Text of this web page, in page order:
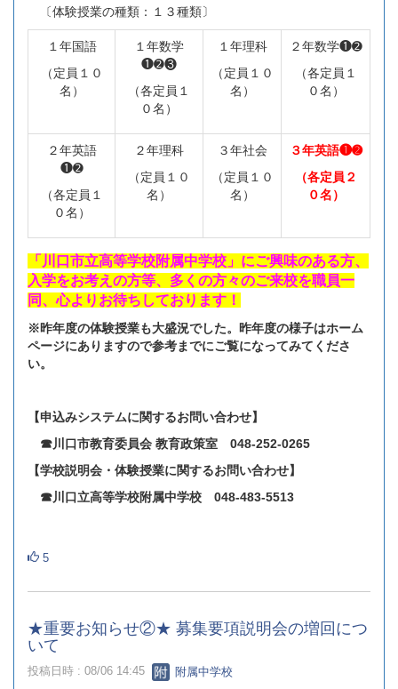
〔体験授業の種類：１３種類〕
１年国語
（定員１０
名）
１年数学
❶➋❸
（各定員１
０名）
１年理科
（定員１０
名）
２年数学❶➋
（各定員１
０名）
２年英語
❶➋
（各定員１
０名）
２年理科
（定員１０
名）
３年社会
（定員１０
名）
３年英語❶➋
（各定員２
０名）
「川口市立高等学校附属中学校」にご興味のある方、
入学をお考えの方等、多くの方々のご来校を職員一
同、心よりお待ちしております！
※昨年度の体験授業も大盛況でした。昨年度の様子はホーム
ページにありますので参考までにご覧になってみてくださ
い。
【申込みシステムに関するお問い合わせ】
☎川口市教育委員会 教育政策室 048‐252‐0265
【学校説明会・体験授業に関するお問い合わせ】
☎川口立高等学校附属中学校 048‐483‐5513
5
★重要お知らせ②★ 募集要項説明会の増回につ
いて
投稿日時 : 08/06 14:45 附属中学校